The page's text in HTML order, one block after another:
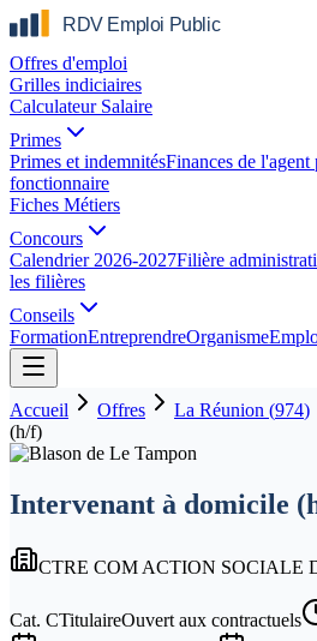
Offres d'emploi
Grilles indiciaires
Calculateur Salaire
Primes
Primes et indemnitésFinances de l'agent
fonctionnaire
Fiches Métiers
Concours
Calendrier 2026-2027Filière
les filières
Conseils
FormationEntreprendreOrganisme
Accueil Offres La Réunion (974)
(h/f)
Intervenant à domicile
CTRE COM ACTION SOCIALE
Cat. CTitulaireOuvert aux contractuels